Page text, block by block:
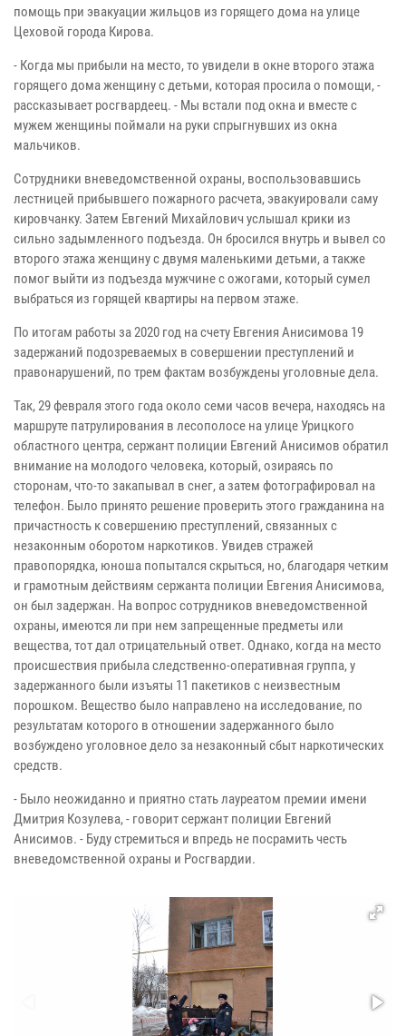
помощь при эвакуации жильцов из горящего дома на улице
Цеховой города Кирова.
- Когда мы прибыли на место, то увидели в окне второго этажа
горящего дома женщину с детьми, которая просила о помощи, -
рассказывает росгвардеец. - Мы встали под окна и вместе с
мужем женщины поймали на руки спрыгнувших из окна
мальчиков.
Сотрудники вневедомственной охраны, воспользовавшись
лестницей прибывшего пожарного расчета, эвакуировали саму
кировчанку. Затем Евгений Михайлович услышал крики из
сильно задымленного подъезда. Он бросился внутрь и вывел со
второго этажа женщину с двумя маленькими детьми, а также
помог выйти из подъезда мужчине с ожогами, который сумел
выбраться из горящей квартиры на первом этаже.
По итогам работы за 2020 год на счету Евгения Анисимова 19
задержаний подозреваемых в совершении преступлений и
правонарушений, по трем фактам возбуждены уголовные дела.
Так, 29 февраля этого года около семи часов вечера, находясь на
маршруте патрулирования в лесополосе на улице Урицкого
областного центра, сержант полиции Евгений Анисимов обратил
внимание на молодого человека, который, озираясь по
сторонам, что-то закапывал в снег, а затем фотографировал на
телефон. Было принято решение проверить этого гражданина на
причастность к совершению преступлений, связанных с
незаконным оборотом наркотиков. Увидев стражей
правопорядка, юноша попытался скрыться, но, благодаря четким
и грамотным действиям сержанта полиции Евгения Анисимова,
он был задержан. На вопрос сотрудников вневедомственной
охраны, имеются ли при нем запрещенные предметы или
вещества, тот дал отрицательный ответ. Однако, когда на место
происшествия прибыла следственно-оперативная группа, у
задержанного были изъяты 11 пакетиков с неизвестным
порошком. Вещество было направлено на исследование, по
результатам которого в отношении задержанного было
возбуждено уголовное дело за незаконный сбыт наркотических
средств.
- Было неожиданно и приятно стать лауреатом премии имени
Дмитрия Козулева, - говорит сержант полиции Евгений
Анисимов. - Буду стремиться и впредь не посрамить честь
вневедомственной охраны и Росгвардии.